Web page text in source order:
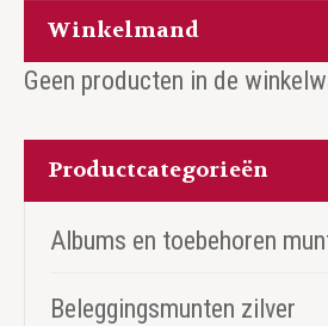
Winkelmand
Geen producten in de
Productcategorieën
Albums en toebehoren
Beleggingsmunten zilver